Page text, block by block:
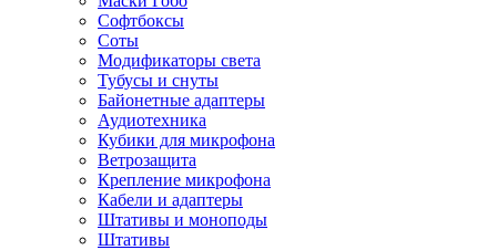
Софтбоксы
Соты
Модификаторы света
Тубусы и снуты
Байонетные адаптеры
Аудиотехника
Кубики для микрофона
Ветрозащита
Крепление микрофона
Кабели и адаптеры
Штативы и моноподы
Штативы